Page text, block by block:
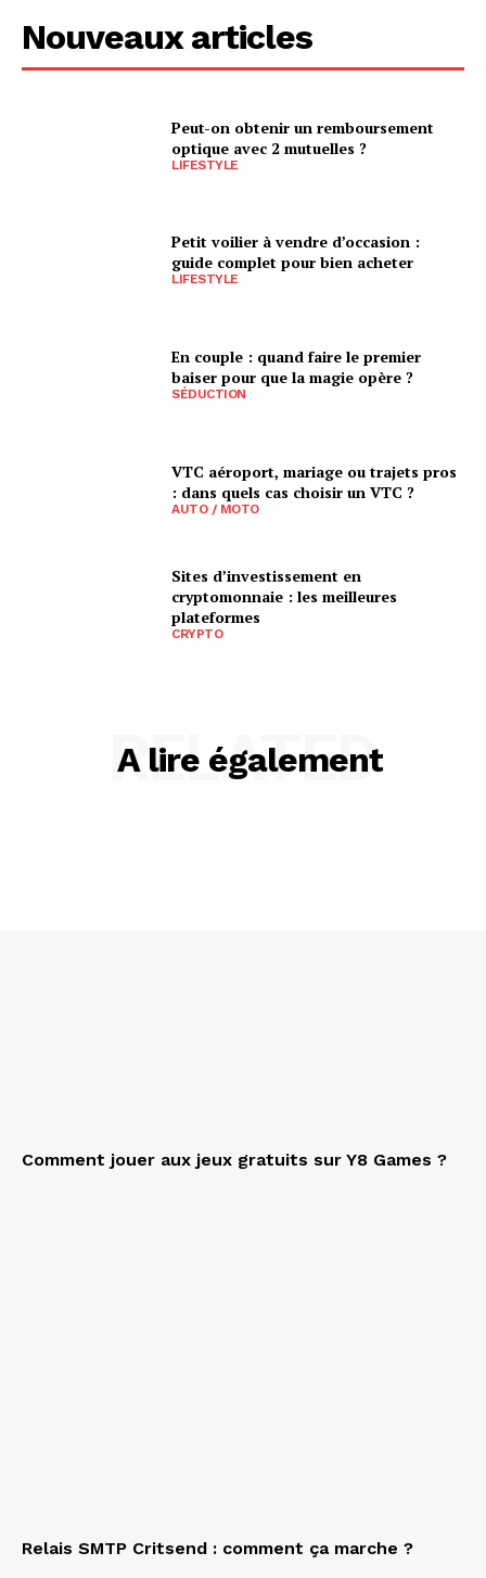
Nouveaux articles
Peut-on obtenir un remboursement
optique avec 2 mutuelles ?
LIFESTYLE
Petit voilier à vendre d’occasion :
guide complet pour bien acheter
LIFESTYLE
En couple : quand faire le premier
baiser pour que la magie opère ?
SÉDUCTION
VTC aéroport, mariage ou trajets pros
: dans quels cas choisir un VTC ?
AUTO / MOTO
Sites d’investissement en
cryptomonnaie : les meilleures
plateformes
CRYPTO
A lire également
RELATED
Comment jouer aux jeux gratuits sur Y8 Games ?
Relais SMTP Critsend : comment ça marche ?